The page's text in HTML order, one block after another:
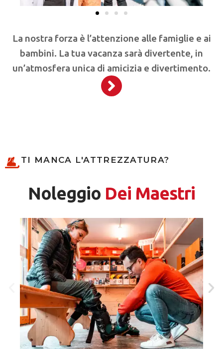
La nostra forza è l’attenzione alle famiglie e ai
bambini. La tua vacanza sarà divertente, in
un’atmosfera unica di amicizia e divertimento.
TI MANCA L'ATTREZZATURA?
Noleggio Dei Maestri